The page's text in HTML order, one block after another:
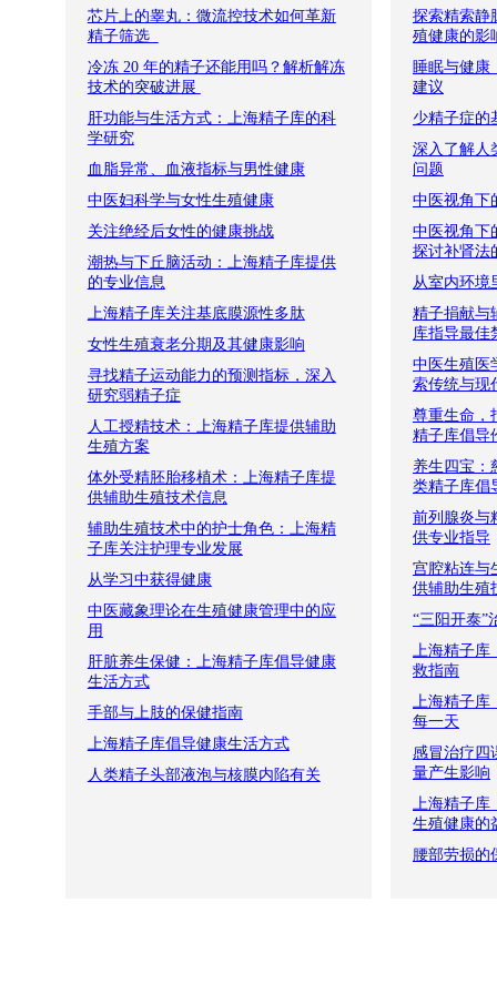
芯片上的睾丸：微流控技术如何革新
精子筛选​ ​ ​
冷冻 20 年的精子还能用吗？解析解冻
技术的突破进展​ ​
肝功能与生活方式：上海精子库的科
学研究
血脂异常、血液指标与男性健康
中医妇科学与女性生殖健康
关注绝经后女性的健康挑战
潮热与下丘脑活动：上海精子库提供
的专业信息
上海精子库关注基底膜源性多肽
女性生殖衰老分期及其健康影响
寻找精子运动能力的预测指标，深入
研究弱精子症
人工授精技术：上海精子库提供辅助
生殖方案
体外受精胚胎移植术：上海精子库提
供辅助生殖技术信息
辅助生殖技术中的护士角色：上海精
子库关注护理专业发展
从学习中获得健康
中医藏象理论在生殖健康管理中的应
用
肝脏养生保健：上海精子库倡导健康
生活方式
手部与上肢的保健指南
上海精子库倡导健康生活方式
人类精子头部液泡与核膜内陷有关
探索精索静
殖健康的影
睡眠与健康
建议
少精子症的
深入了解人
问题
中医视角下
中医视角下
探讨补肾法
从室内环境
精子捐献与
库指导最佳
中医生殖医
索传统与现
尊重生命，
精子库倡导
养生四宝
类精子库倡
前列腺炎与
供专业指导
宫腔粘连与
供辅助生殖
“三阳开泰”
上海精子库
救指南
上海精子库
每一天
感冒治疗四
量产生影响
上海精子库
生殖健康的
腰部劳损的